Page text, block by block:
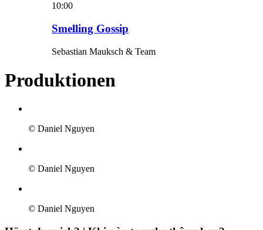
10:00
Smelling Gossip
Sebastian Mauksch & Team
Produktionen
© Daniel Nguyen
© Daniel Nguyen
© Daniel Nguyen